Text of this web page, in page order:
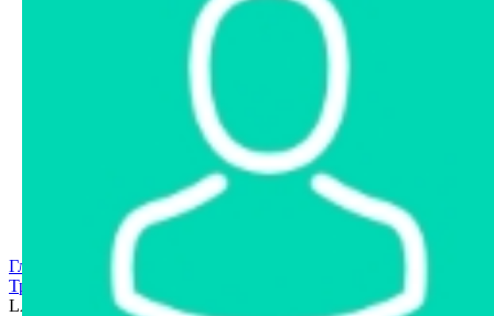
Интернет-магазин
Интернет-витрина
Арестованное имущество
Реестр несостоявшихся торгов
Реестр переоценок
Государственное имущество
Главная страница
Транспорт
Легковые автомобили
Легковой автомобиль
LADA 21214-126-20, 2007